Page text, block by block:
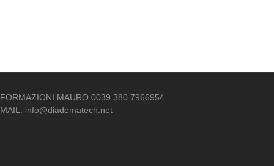
MAURO 0039 380 7966954
info@diadematech.net